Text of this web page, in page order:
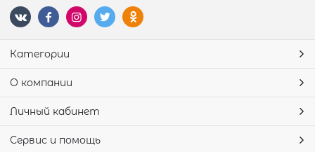
Категории
О компании
Личный кабинет
Сервис и помощь